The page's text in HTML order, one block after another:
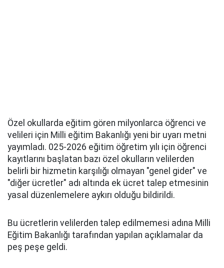
Özel okullarda eğitim gören milyonlarca öğrenci ve
velileri için Milli eğitim Bakanlığı yeni bir uyarı metni
yayımladı. 025-2026 eğitim öğretim yılı için öğrenci
kayıtlarını başlatan bazı özel okulların velilerden
belirli bir hizmetin karşılığı olmayan "genel gider" ve
"diğer ücretler" adı altında ek ücret talep etmesinin
yasal düzenlemelere aykırı olduğu bildirildi.
Bu ücretlerin velilerden talep edilmemesi adına Milli
Eğitim Bakanlığı tarafından yapılan açıklamalar da
peş peşe geldi.